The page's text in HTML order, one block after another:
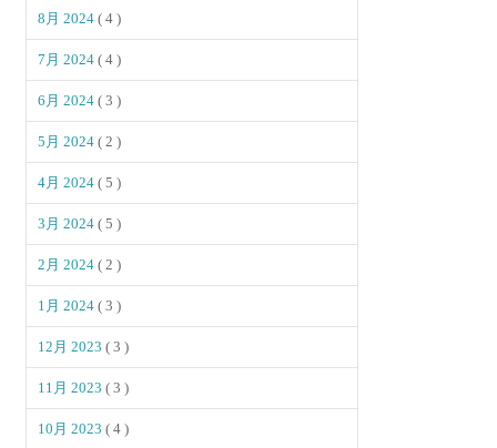
8月 2024( 4 )
7月 2024( 4 )
6月 2024( 3 )
5月 2024( 2 )
4月 2024( 5 )
3月 2024( 5 )
2月 2024( 2 )
1月 2024( 3 )
12月 2023( 3 )
11月 2023( 3 )
10月 2023( 4 )